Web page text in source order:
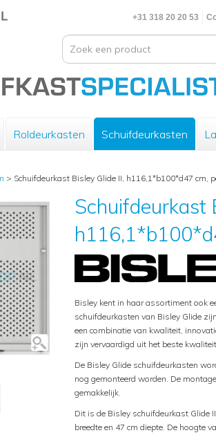
+31 318 20 20 53
Roldeurkasten Schuifdeurkasten
> Schuifdeurkast Bisley Glide II, h116,1*b100*d47 cm,
Schuifdeurkast
Bisley kent in haar assortiment ook
schuifdeurkasten van Bisley Glide
een combinatie van kwaliteit,
zijn vervaardigd uit het beste
De Bisley Glide schuifdeurkasten
nog gemonteerd worden. De
gemakkelijk.
Dit is de Bisley schuifdeurkast Glide
breedte en 47 cm diepte. De hoogte